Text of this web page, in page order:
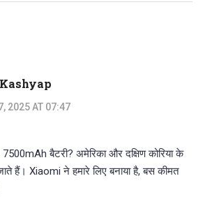
2025 AT 07:47
बैटरी? अमेरिका और दक्षिण कोरिया के
हैं। Xiaomi ने हमारे लिए बनाया है, बस कीमत